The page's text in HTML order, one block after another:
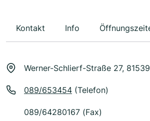
Kontakt Info
Werner-Schlierf-Straße 27,
089/653454 (Telefon)
089/64280167 (Fax)